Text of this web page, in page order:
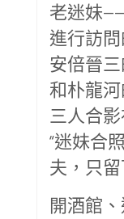
老迷妹
進行訪
安倍晉三
和朴龍
三人合
“迷妹合
夫，只
開酒館